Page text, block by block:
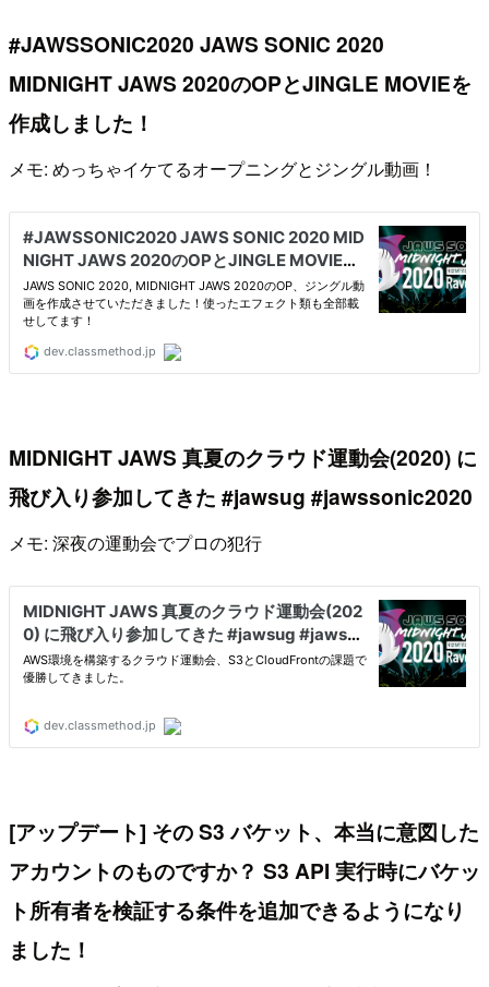
#JAWSSONIC2020 JAWS SONIC 2020
MIDNIGHT JAWS 2020のOPとJINGLE MOVIEを
作成しました！
メモ: めっちゃイケてるオープニングとジングル動画！
MIDNIGHT JAWS 真夏のクラウド運動会(2020) に
飛び入り参加してきた #jawsug #jawssonic2020
メモ: 深夜の運動会でプロの犯行
[アップデート] その S3 バケット、本当に意図した
アカウントのものですか？ S3 API 実行時にバケッ
ト所有者を検証する条件を追加できるようになり
ました！